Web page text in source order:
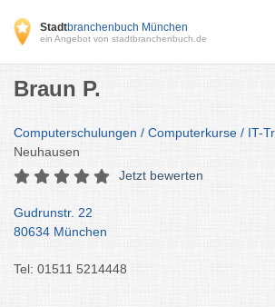
Stadtbranchenbuch München
ein Angebot von stadtbranchenbuch.de
Braun P.
Computerschulungen / Computerkurse / IT-
Neuhausen
Jetzt bewerten
Gudrunstr. 22
80634 München
Tel: 01511 5214448